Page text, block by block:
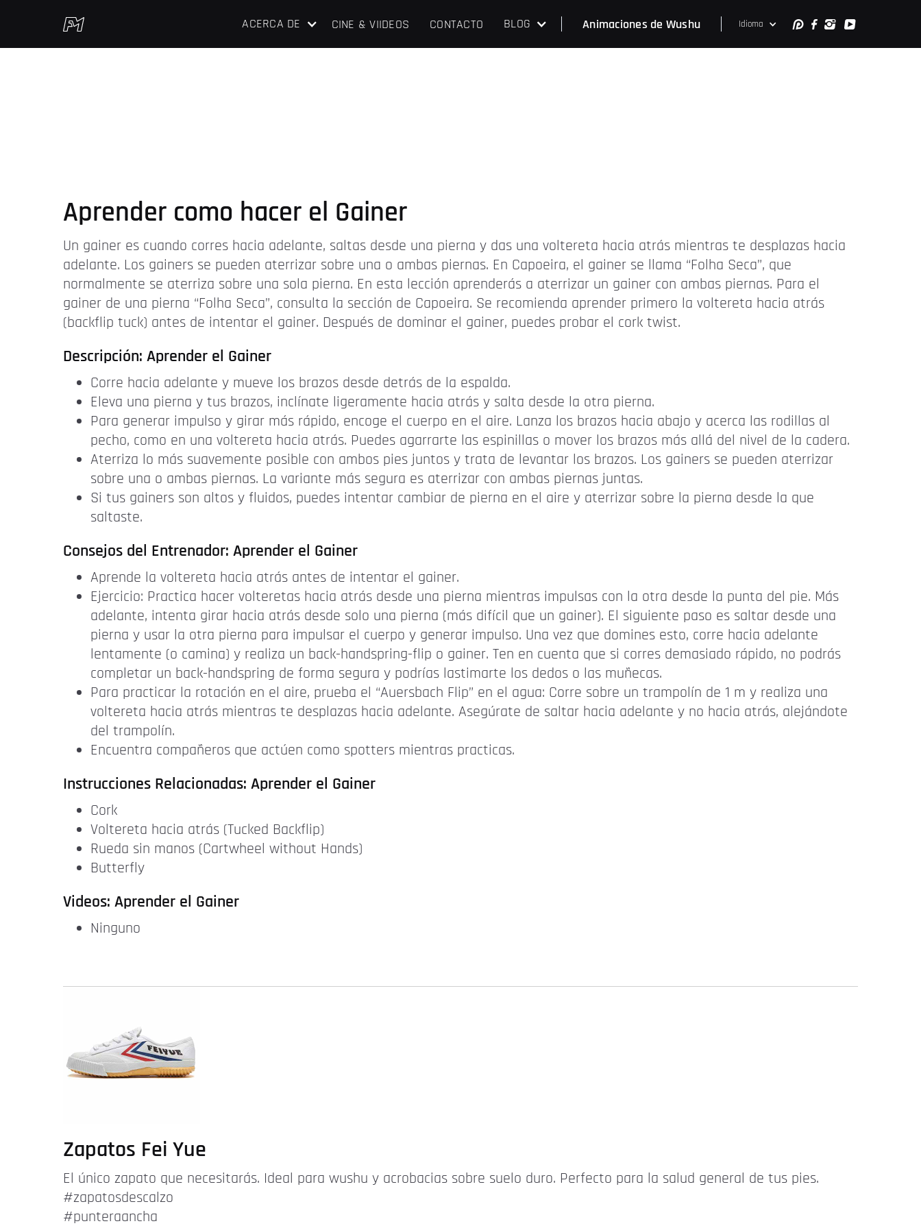
ACERCA DE CINE & VIIDEOS CONTACTO BLOG Animaciones de Wushu Idioma
Aprender como hacer el Gainer
Un gainer es cuando corres hacia adelante, saltas desde una pierna y das una voltereta hacia atrás mientras te desplazas hacia
adelante. Los gainers se pueden aterrizar sobre una o ambas piernas. En Capoeira, el gainer se llama “Folha Seca”, que
normalmente se aterriza sobre una sola pierna. En esta lección aprenderás a aterrizar un gainer con ambas piernas. Para el
gainer de una pierna “Folha Seca”, consulta la sección de Capoeira. Se recomienda aprender primero la voltereta hacia atrás
(backflip tuck) antes de intentar el gainer. Después de dominar el gainer, puedes probar el cork twist.
Descripción: Aprender el Gainer
Corre hacia adelante y mueve los brazos desde detrás de la espalda.
Eleva una pierna y tus brazos, inclínate ligeramente hacia atrás y salta desde la otra pierna.
Para generar impulso y girar más rápido, encoge el cuerpo en el aire. Lanza los brazos hacia abajo y acerca las rodillas al
pecho, como en una voltereta hacia atrás. Puedes agarrarte las espinillas o mover los brazos más allá del nivel de la cadera.
Aterriza lo más suavemente posible con ambos pies juntos y trata de levantar los brazos. Los gainers se pueden aterrizar
sobre una o ambas piernas. La variante más segura es aterrizar con ambas piernas juntas.
Si tus gainers son altos y fluidos, puedes intentar cambiar de pierna en el aire y aterrizar sobre la pierna desde la que
saltaste.
Consejos del Entrenador: Aprender el Gainer
Aprende la voltereta hacia atrás antes de intentar el gainer.
Ejercicio: Practica hacer volteretas hacia atrás desde una pierna mientras impulsas con la otra desde la punta del pie. Más
adelante, intenta girar hacia atrás desde solo una pierna (más difícil que un gainer). El siguiente paso es saltar desde una
pierna y usar la otra pierna para impulsar el cuerpo y generar impulso. Una vez que domines esto, corre hacia adelante
lentamente (o camina) y realiza un back-handspring-flip o gainer. Ten en cuenta que si corres demasiado rápido, no podrás
completar un back-handspring de forma segura y podrías lastimarte los dedos o las muñecas.
Para practicar la rotación en el aire, prueba el “Auersbach Flip” en el agua: Corre sobre un trampolín de 1 m y realiza una
voltereta hacia atrás mientras te desplazas hacia adelante. Asegúrate de saltar hacia adelante y no hacia atrás, alejándote
del trampolín.
Encuentra compañeros que actúen como spotters mientras practicas.
Instrucciones Relacionadas: Aprender el Gainer
Cork
Voltereta hacia atrás (Tucked Backflip)
Rueda sin manos (Cartwheel without Hands)
Butterfly
Videos: Aprender el Gainer
Ninguno
Zapatos Fei Yue
El único zapato que necesitarás. Ideal para wushu y acrobacias sobre suelo duro. Perfecto para la salud general de tus pies.
#zapatosdescalzo
#punteraancha